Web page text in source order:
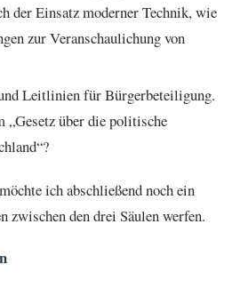
der Einsatz moderner Technik, wie
zur Veranschaulichung von
Leitlinien für Bürgerbeteiligung.
„Gesetz über die politische
ich abschließend noch ein
den drei Säulen werfen.